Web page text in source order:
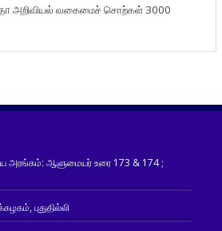
அறிவியல் வகைமைச் சொற்கள் 3000
அரங்கம்: ஆளுமையர் உரை 173 & 174 ;
புதுதில்லி